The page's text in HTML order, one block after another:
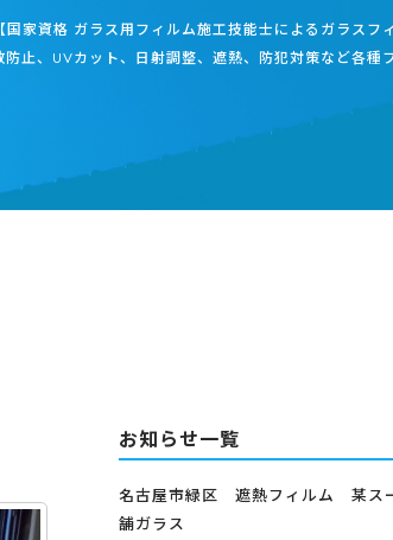
【国家資格 ガラス用フィルム施工技能士によるガラスフ
防止、UVカット、日射調整、遮熱、防犯対策など各種
お知らせ一覧
名古屋市緑区 遮熱フィルム 某ス
舗ガラス